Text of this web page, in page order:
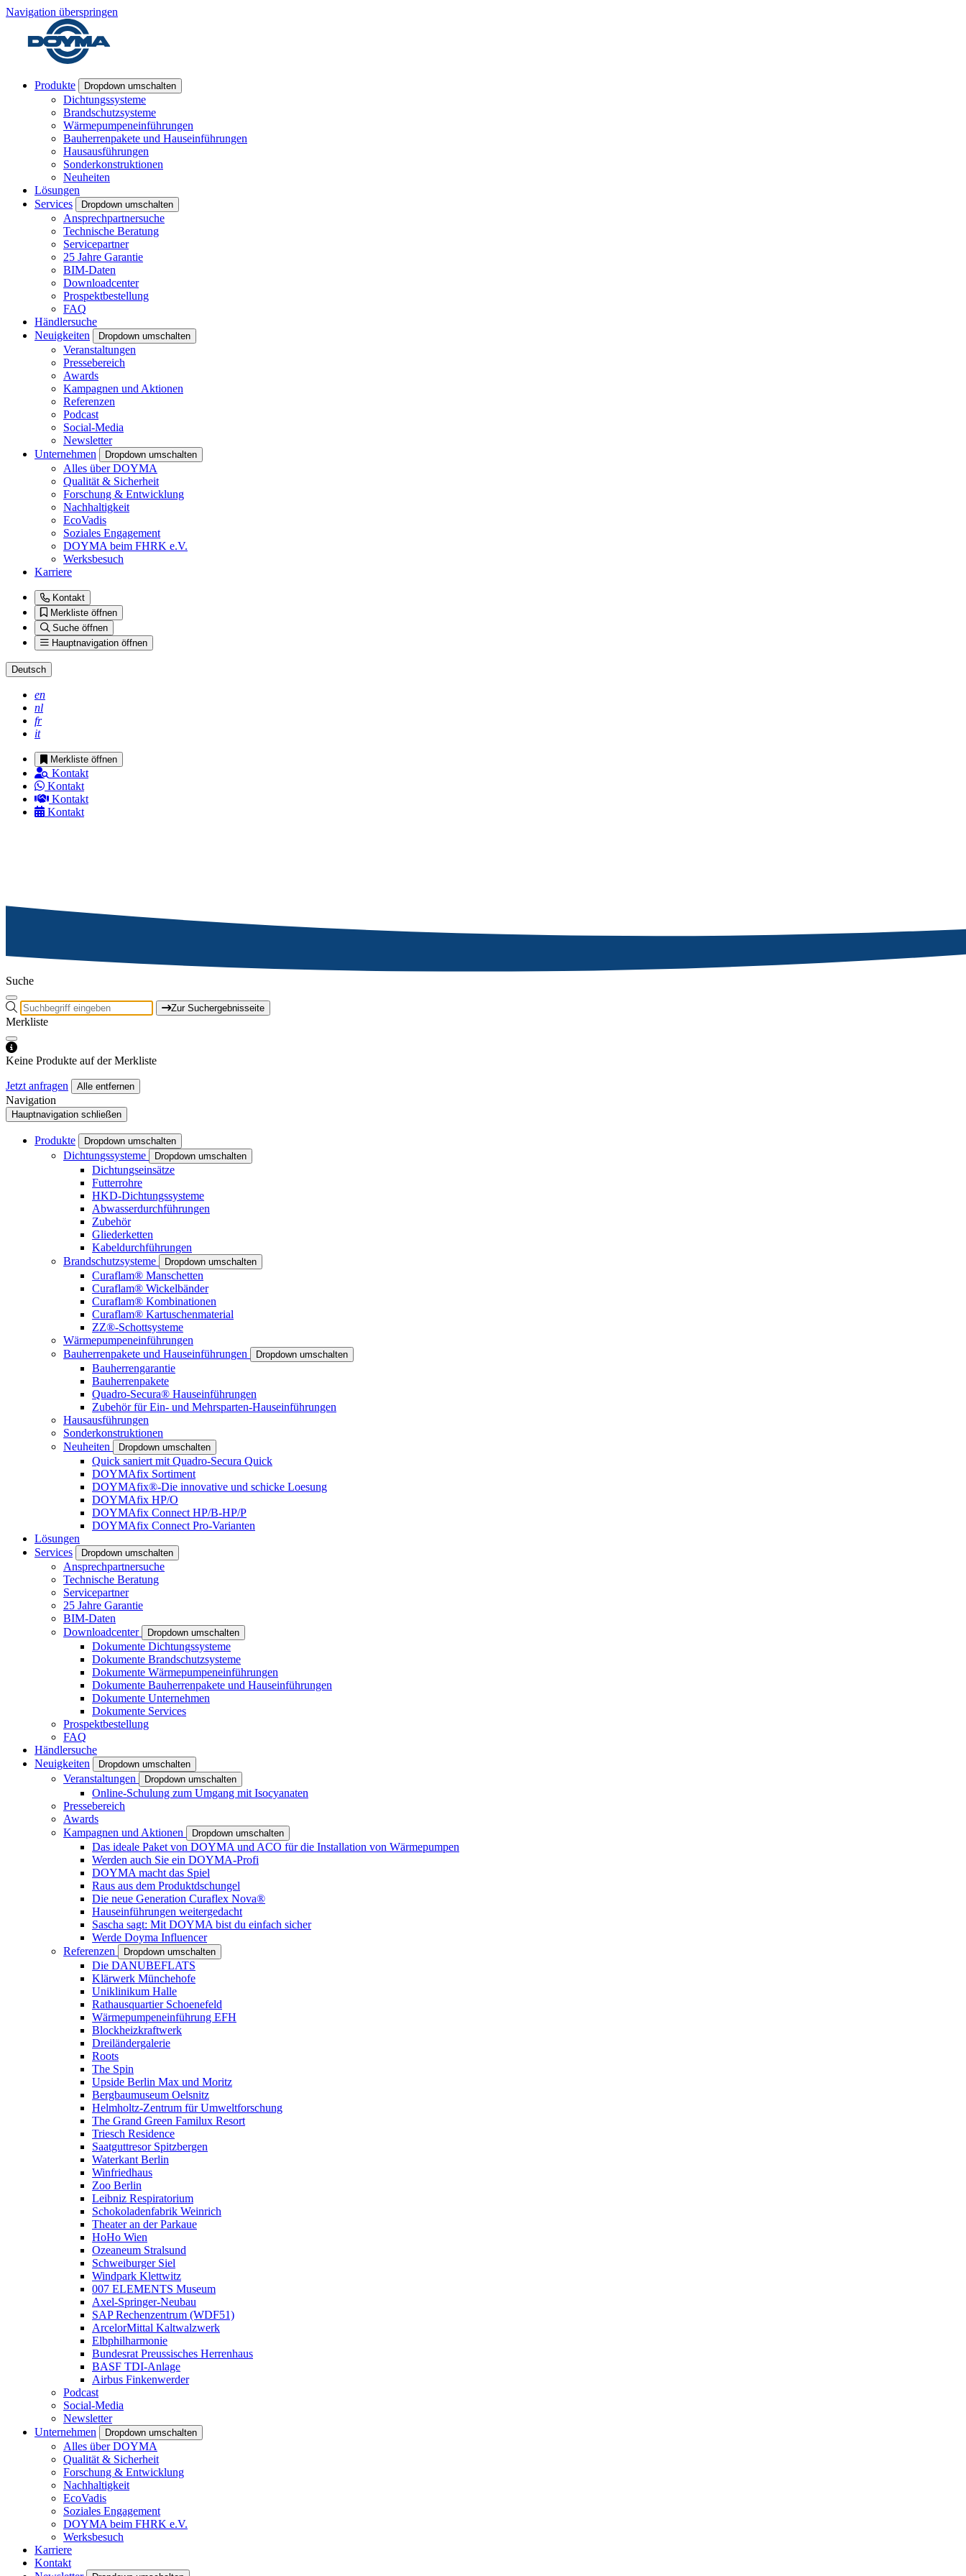
Navigation überspringen
Produkte Dropdown umschalten
Dichtungssysteme
Brandschutzsysteme
Wärmepumpeneinführungen
Bauherrenpakete und Hauseinführungen
Hausausführungen
Sonderkonstruktionen
Neuheiten
Lösungen
Services
Dropdown umschalten
Ansprechpartnersuche
Technische Beratung
Servicepartner
25 Jahre Garantie
BIM-Daten
Downloadcenter
Prospektbestellung
FAQ
Händlersuche
Neuigkeiten
Dropdown umschalten
Veranstaltungen
Pressebereich
Awards
Kampagnen und Aktionen
Referenzen
Podcast
Social-Media
Newsletter
Unternehmen
Dropdown umschalten
Alles über DOYMA
Qualität & Sicherheit
Forschung & Entwicklung
Nachhaltigkeit
EcoVadis
Soziales Engagement
DOYMA beim FHRK e.V.
Werksbesuch
Karriere
Kontakt
Merkliste öffnen
Suche öffnen
Hauptnavigation öffnen
Deutsch
en
nl
fr
it
Merkliste öffnen
Kontakt
Kontakt
Kontakt
Kontakt
Suche
Zur Suchergebnisseite
Merkliste
Keine Produkte auf der Merkliste
Jetzt anfragen Alle entfernen
Navigation
Hauptnavigation schließen
Produkte Dropdown umschalten
Dichtungssysteme Dropdown umschalten
Dichtungseinsätze
Futterrohre
HKD-Dichtungssysteme
Abwasserdurchführungen
Zubehör
Gliederketten
Kabeldurchführungen
Brandschutzsysteme
Dropdown umschalten
Curaflam® Manschetten
Curaflam® Wickelbänder
Curaflam® Kombinationen
Curaflam® Kartuschenmaterial
ZZ®-Schottsysteme
Wärmepumpeneinführungen
Bauherrenpakete und Hauseinführungen
Dropdown umschalten
Bauherrengarantie
Bauherrenpakete
Quadro-Secura® Hauseinführungen
Zubehör für Ein- und Mehrsparten-Hauseinführungen
Hausausführungen
Sonderkonstruktionen
Neuheiten
Dropdown umschalten
Quick saniert mit Quadro-Secura Quick
DOYMAfix Sortiment
DOYMAfix®-Die innovative und schicke Loesung
DOYMAfix HP/O
DOYMAfix Connect HP/B-HP/P
DOYMAfix Connect Pro-Varianten
Lösungen
Services
Dropdown umschalten
Ansprechpartnersuche
Technische Beratung
Servicepartner
25 Jahre Garantie
BIM-Daten
Downloadcenter
Dropdown umschalten
Dokumente Dichtungssysteme
Dokumente Brandschutzsysteme
Dokumente Wärmepumpeneinführungen
Dokumente Bauherrenpakete und Hauseinführungen
Dokumente Unternehmen
Dokumente Services
Prospektbestellung
FAQ
Händlersuche
Neuigkeiten
Dropdown umschalten
Veranstaltungen Dropdown umschalten
Online-Schulung zum Umgang mit Isocyanaten
Pressebereich
Awards
Kampagnen und Aktionen
Dropdown umschalten
Das ideale Paket von DOYMA und ACO für die Installation von Wärmepumpen
Werden auch Sie ein DOYMA-Profi
DOYMA macht das Spiel
Raus aus dem Produktdschungel
Die neue Generation Curaflex Nova®
Hauseinführungen weitergedacht
Sascha sagt: Mit DOYMA bist du einfach sicher
Werde Doyma Influencer
Referenzen
Dropdown umschalten
Die DANUBEFLATS
Klärwerk Münchehofe
Uniklinikum Halle
Rathausquartier Schoenefeld
Wärmepumpeneinführung EFH
Blockheizkraftwerk
Dreiländergalerie
Roots
The Spin
Upside Berlin Max und Moritz
Bergbaumuseum Oelsnitz
Helmholtz-Zentrum für Umweltforschung
The Grand Green Familux Resort
Triesch Residence
Saatguttresor Spitzbergen
Waterkant Berlin
Winfriedhaus
Zoo Berlin
Leibniz Respiratorium
Schokoladenfabrik Weinrich
Theater an der Parkaue
HoHo Wien
Ozeaneum Stralsund
Schweiburger Siel
Windpark Klettwitz
007 ELEMENTS Museum
Axel-Springer-Neubau
SAP Rechenzentrum (WDF51)
ArcelorMittal Kaltwalzwerk
Elbphilharmonie
Bundesrat Preussisches Herrenhaus
BASF TDI-Anlage
Airbus Finkenwerder
Podcast
Social-Media
Newsletter
Unternehmen
Dropdown umschalten
Alles über DOYMA
Qualität & Sicherheit
Forschung & Entwicklung
Nachhaltigkeit
EcoVadis
Soziales Engagement
DOYMA beim FHRK e.V.
Werksbesuch
Karriere
Kontakt